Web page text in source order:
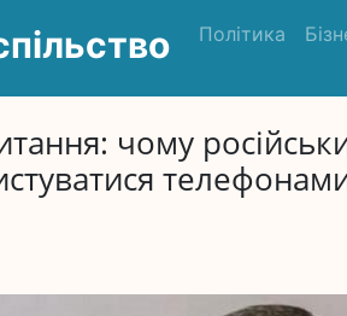
Політика
чому
телефонами